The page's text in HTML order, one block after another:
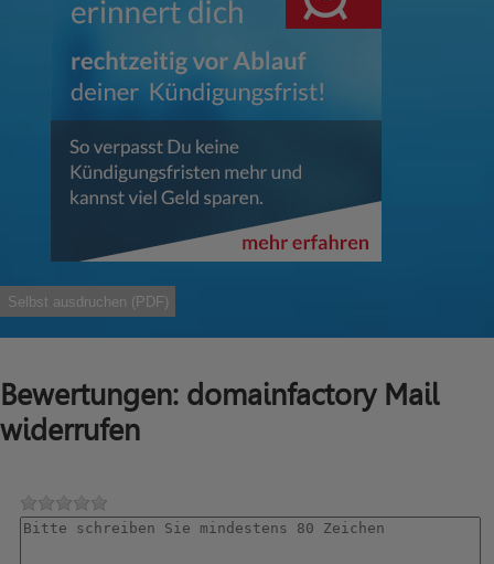
Selbst ausdruchen (PDF)
Bewertungen: domainfactory Mail
widerrufen